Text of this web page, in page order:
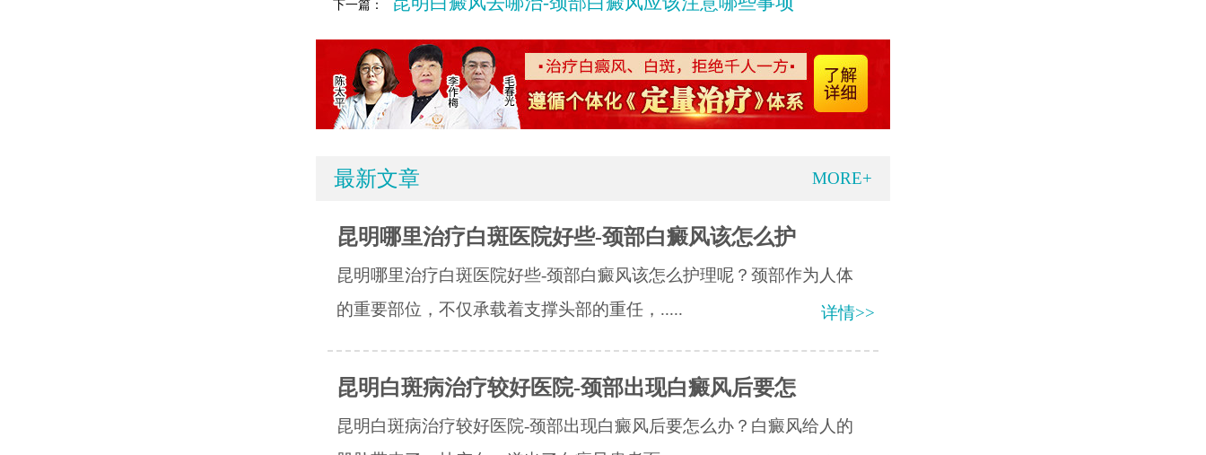
下一篇：
最新文章 MORE+
昆明哪里治疗白斑医院好些-颈部白癜风该怎么护
昆明哪里治疗白斑医院好些-颈部白癜风该怎么护理呢？颈部作为人体
的重要部位，不仅承载着支撑头部的重任，.....
详情>>
昆明白斑病治疗较好医院-颈部出现白癜风后要怎
昆明白斑病治疗较好医院-颈部出现白癜风后要怎么办？白癜风给人的